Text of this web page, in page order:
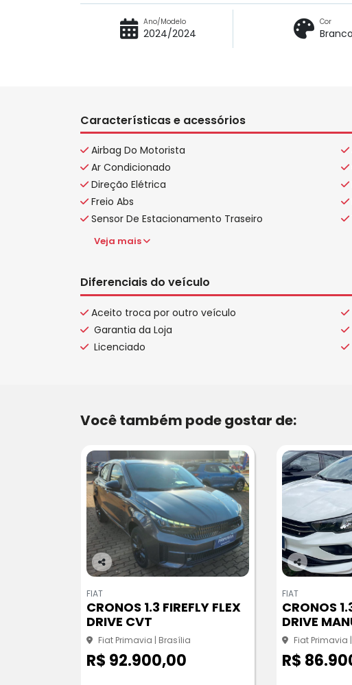
Ano/Modelo
2024/2024
Cor
Branco
Características e acessórios
Airbag Do Motorista
Ar Condicionado
Direção Elétrica
Freio Abs
Sensor De Estacionamento Traseiro
Veja mais
Diferenciais do veículo
Aceito troca por outro veículo
Garantia da Loja
Licenciado
Você também pode gostar de:
Co
pa
rtil
he
FIAT
CRONOS 1.3 FIREFLY FLEX
DRIVE CVT
Fiat Primavia | Brasília
R$ 92.900,00
Co
pa
rtil
he
FIAT
CRONOS
DRIVE
Fiat Primavia
R$